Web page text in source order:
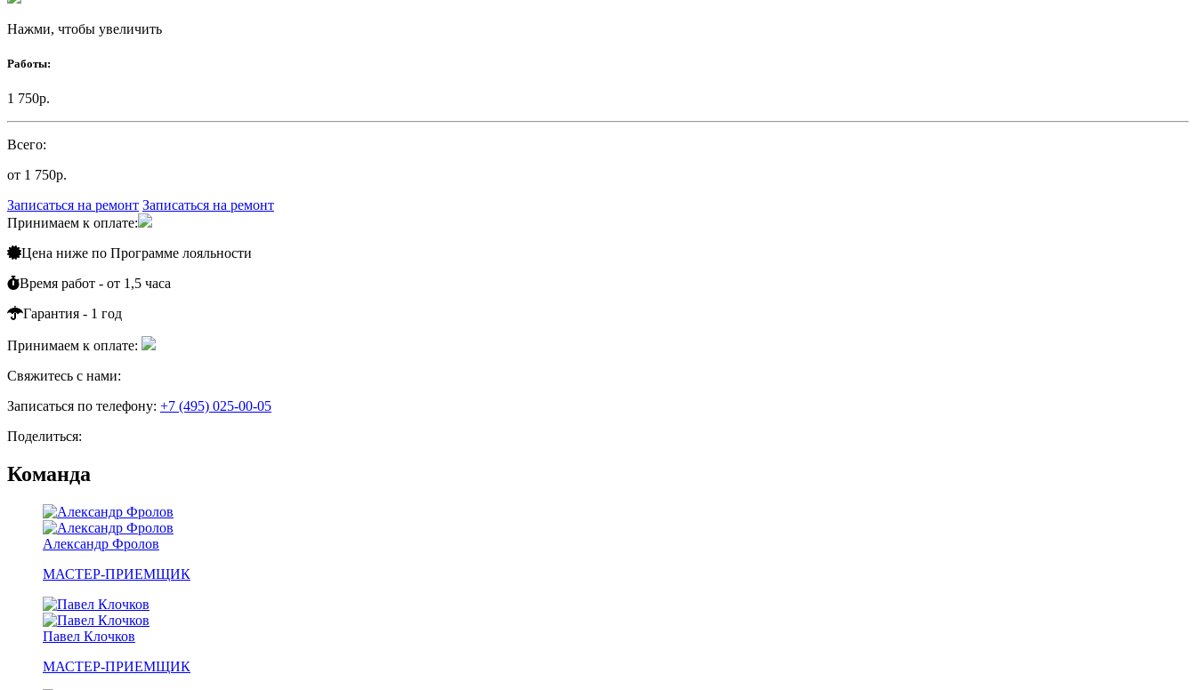
Нажми, чтобы увеличить
Работы:
1 750р.
Всего:
от 1 750р.
Записаться на ремонт Записаться на ремонт
Принимаем к оплате:
Цена ниже по Программе лояльности
Время работ - от 1,5 часа
Гарантия - 1 год
Принимаем к оплате:
Свяжитесь с нами:
Записаться по телефону: +7 (495) 025-00-05
Поделиться:
Команда
Александр Фролов
МАСТЕР-ПРИЕМЩИК
Павел Клочков
МАСТЕР-ПРИЕМЩИК